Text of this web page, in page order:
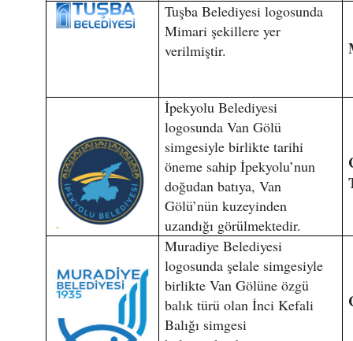
Tuşba Belediyesi logosunda
Mimari şekillere yer
verilmiştir.
İpekyolu Belediyesi
logosunda Van Gölü
simgesiyle birlikte tarihi
öneme sahip İpekyolu’nun
doğudan batıya, Van
Gölü’nün kuzeyinden
uzandığı görülmektedir.
Muradiye Belediyesi
logosunda şelale simgesiyle
birlikte Van Gölüne özgü
balık türü olan İnci Kefali
Balığı simgesi